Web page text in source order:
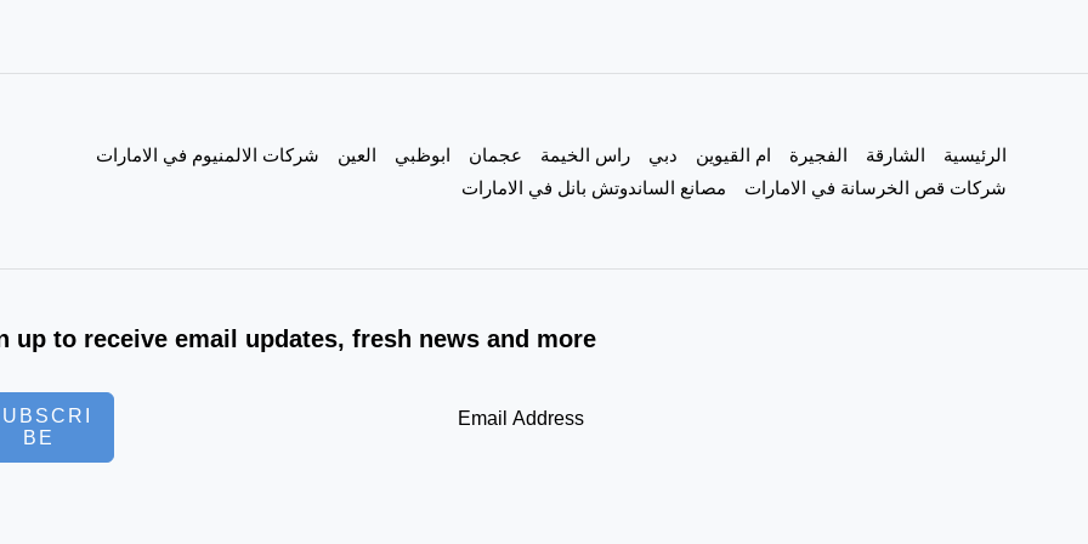
الرئيسية
الشارقة الفجيرة ام القيوين دبي راس الخيمة عجمان ابوظبي العين
شركات الالمنيوم في الامارات
شركات قص الخرسانة في الامارات
مصانع الساندوتش بانل في الامارات
up to receive email updates, fresh news and more!
BE